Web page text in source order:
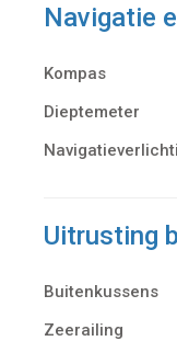
Navigatie
Kompas
Dieptemeter
Uitrusting
Buitenkussens
Zeerailing